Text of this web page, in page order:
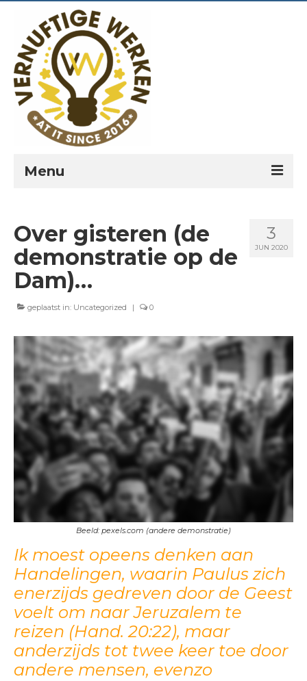
Menu
PREKEN
VERNUFTIG?
LEESPLANNEN
3
JUN 2020
Over gisteren (de
demonstratie op de
Dam)…
geplaatst in: Uncategorized | 0
Beeld: pexels.com (andere demonstratie)
Ik moest opeens denken aan
Handelingen, waarin Paulus zich
enerzijds gedreven door de Geest
voelt om naar Jeruzalem te
reizen (Hand. 20:22), maar
anderzijds tot twee keer toe door
andere mensen, evenzo